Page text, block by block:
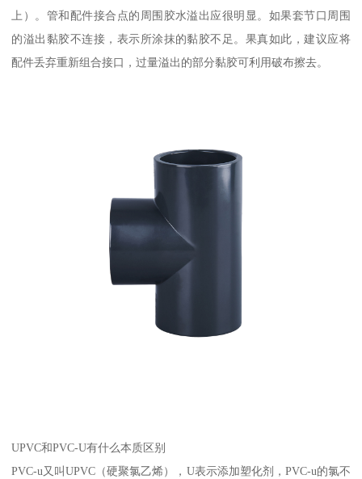
上）。管和配件接合点的周围胶水溢出应很明显。如果套节口周围
的溢出黏胶不连接，表示所涂抹的黏胶不足。果真如此，建议应将
配件丢弃重新组合接口，过量溢出的部分黏胶可利用破布擦去。
UPVC和PVC-U有什么本质区别
PVC-u又叫UPVC（硬聚氯乙烯），U表示添加塑化剂，PVC-u的氯不